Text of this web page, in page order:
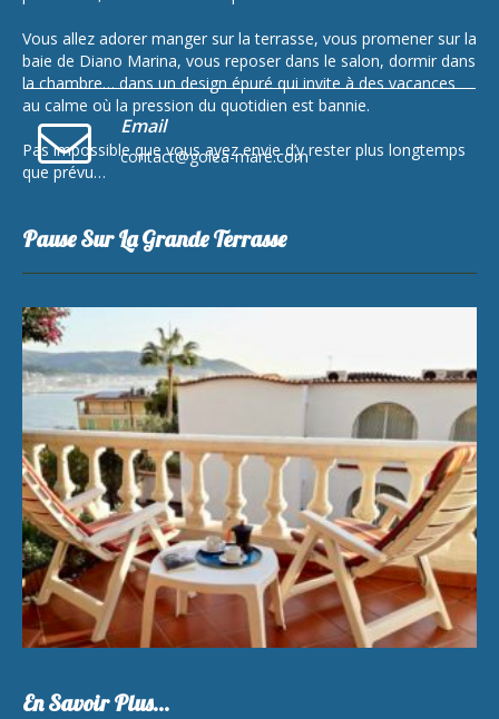
Email
contact@golea-mare.com
Vous allez adorer manger sur la terrasse, vous promener sur la
baie de Diano Marina, vous reposer dans le salon, dormir dans
la chambre… dans un design épuré qui invite à des vacances
au calme où la pression du quotidien est bannie.
Pas impossible que vous ayez envie d’y rester plus longtemps
que prévu…
Pause Sur La Grande Terrasse
En Savoir Plus…